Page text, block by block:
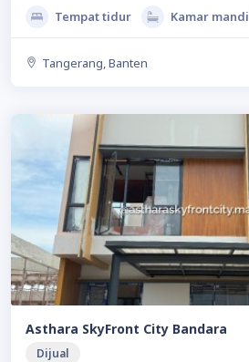
Tempat tidur Kamar mandi
Tangerang, Banten
Asthara SkyFront City Bandara
Dijual